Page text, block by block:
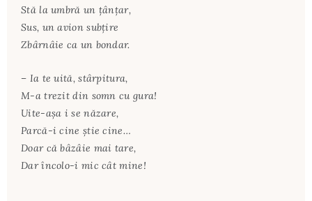
Stă la umbră un ţânţar,
Sus, un avion subţire
Zbârnâie ca un bondar.
– Ia te uită, stârpitura,
M-a trezit din somn cu gura!
Uite-aşa i se năzare,
Parcă-i cine ştie cine…
Doar că bâzâie mai tare,
Dar încolo-i mic cât mine!